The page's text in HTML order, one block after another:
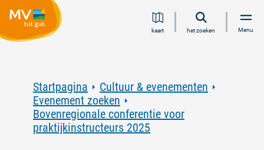
Ga
naar
Ga
naar
Ga
naar
Ga
naar
kaart het zoeken Menu
Startpagina
Cultuur & evenementen
Evenement zoeken
Bovenregionale conferentie voor
praktijkinstructeurs 2025